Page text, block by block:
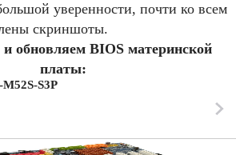
уверенности, почти ко всем
скриншоты.
обновляем BIOS материнской
платы:
S3P